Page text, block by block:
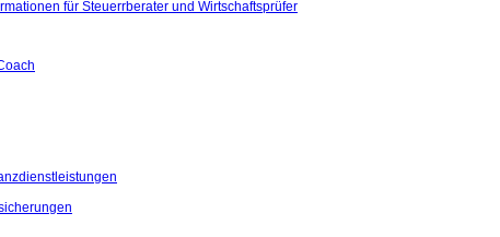
für Steuerrberater und Wirtschaftsprüfer